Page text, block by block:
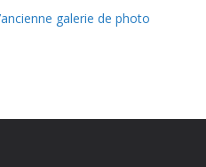
galerie de photo